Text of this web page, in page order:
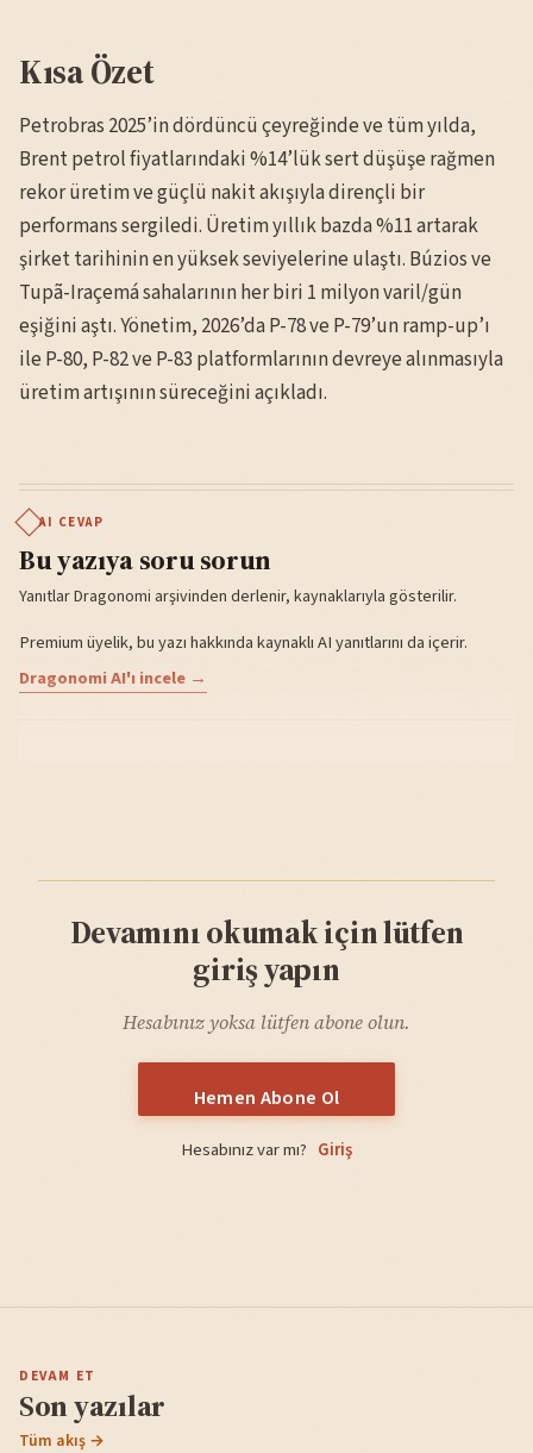
Kısa Özet
Petrobras 2025’in dördüncü çeyreğinde ve tüm yılda,
Brent petrol fiyatlarındaki %14’lük sert düşüşe rağmen
rekor üretim ve güçlü nakit akışıyla dirençli bir
performans sergiledi. Üretim yıllık bazda %11 artarak
şirket tarihinin en yüksek seviyelerine ulaştı. Búzios ve
Tupã-Iraçemá sahalarının her biri 1 milyon varil/gün
eşiğini aştı. Yönetim, 2026’da P-78 ve P-79’un ramp-up’ı
ile P-80, P-82 ve P-83 platformlarının devreye alınmasıyla
üretim artışının süreceğini açıkladı.
AI CEVAP
Bu yazıya soru sorun
Yanıtlar Dragonomi arşivinden derlenir, kaynaklarıyla gösterilir.
Premium üyelik, bu yazı hakkında kaynaklı AI yanıtlarını da içerir.
Dragonomi AI'ı incele →
Devamını okumak için lütfen
giriş yapın
Hesabınız yoksa lütfen abone olun.
Hemen Abone Ol
Hesabınız var mı? Giriş
DEVAM ET
Son yazılar
Tüm akış →